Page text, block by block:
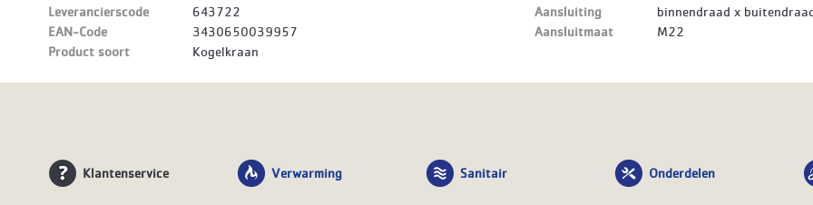
Leverancierscode
643722
EAN-Code
3430650039957
Product soort
Kogelkraan
Aansluiting
binnendraad x
Aansluitmaat
M22
Klantenservice Verwarming Sanitair Onderdelen